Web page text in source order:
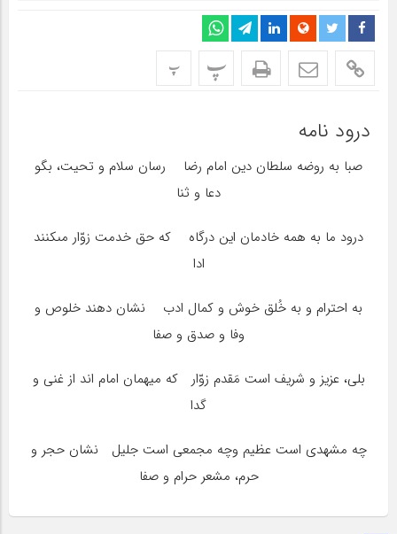
پ پ
درود نامه
صبا به روضه سلطان دین امام رضا رسان سلام و تحیت، بگو
دعا و ثنا
درود ما به همه خادمان این درگاه‏ که حق خدمت زوّار مى‏کنند
ادا
به احترام و به خُلق خوش و کمال ادب‏ نشان دهند خلوص و
وفا و صدق و صفا
بلى، عزیز و شریف است مَقدم زوّار که میهمان امام ‏اند از غنى و
گدا
چه مشهدى است عظیم وچه مجمعى است جلیل‏ نشان حجر و
حرم، مشعر حرام و صفا